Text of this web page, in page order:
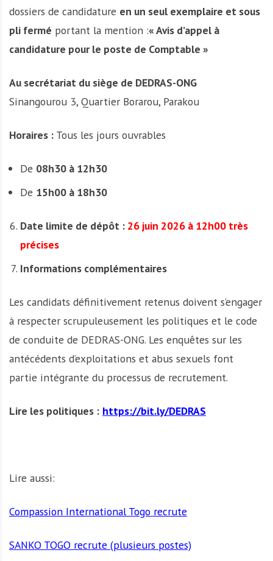
dossiers de candidature en un seul exemplaire et sous
pli fermé portant la mention :« Avis d’appel à
candidature pour le poste de Comptable »
Au secrétariat du siège de DEDRAS-ONG
Sinangourou 3, Quartier Borarou, Parakou
Horaires : Tous les jours ouvrables
De 08h30 à 12h30
De 15h00 à 18h30
Date limite de dépôt : 26 juin 2026 à 12h00 très
précises
Informations complémentaires
Les candidats définitivement retenus doivent s’engager
à respecter scrupuleusement les politiques et le code
de conduite de DEDRAS-ONG. Les enquêtes sur les
antécédents d’exploitations et abus sexuels font
partie intégrante du processus de recrutement.
Lire les politiques : https://bit.ly/DEDRAS
Lire aussi:
Compassion International Togo recrute
SANKO TOGO recrute (plusieurs postes)